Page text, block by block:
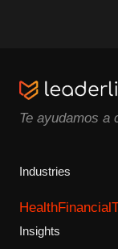
Te ayudamos a
Industries
HealthFinancial
Insights